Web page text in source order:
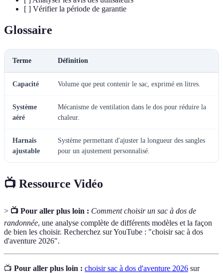
[ ] Vérifier la période de garantie
Glossaire
Terme Définition
Capacité Volume que peut contenir le sac, exprimé en litres.
Système
aéré
Mécanisme de ventilation dans le dos pour réduire la
chaleur.
Harnais
ajustable
Système permettant d'ajuster la longueur des sangles
pour un ajustement personnalisé.
📺 Ressource Vidéo
> 📺 Pour aller plus loin : Comment choisir un sac à dos de
randonnée, une analyse complète de différents modèles et la façon
de bien les choisir. Recherchez sur YouTube : "choisir sac à dos
d'aventure 2026".
📺 Pour aller plus loin : choisir sac à dos d'aventure 2026 sur